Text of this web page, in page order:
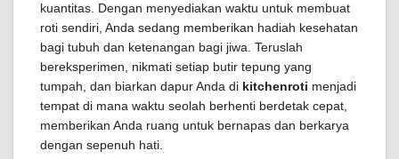
kuantitas. Dengan menyediakan waktu untuk membuat
roti sendiri, Anda sedang memberikan hadiah kesehatan
bagi tubuh dan ketenangan bagi jiwa. Teruslah
bereksperimen, nikmati setiap butir tepung yang
tumpah, dan biarkan dapur Anda di kitchenroti menjadi
tempat di mana waktu seolah berhenti berdetak cepat,
memberikan Anda ruang untuk bernapas dan berkarya
dengan sepenuh hati.